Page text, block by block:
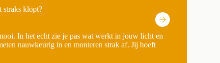
straks klopt?
In het echt zie je pas wat werkt in jouw licht en
nauwkeurig in en monteren strak af. Jij hoeft